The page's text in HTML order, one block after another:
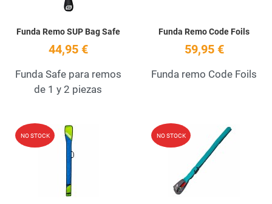
Funda Remo SUP Bag Safe
44,95 €
Funda Safe para remos
de 1 y 2 piezas
Funda Remo Code Foils
59,95 €
Funda remo Code Foils
NO STOCK Add to Wishlist
NO STOCK